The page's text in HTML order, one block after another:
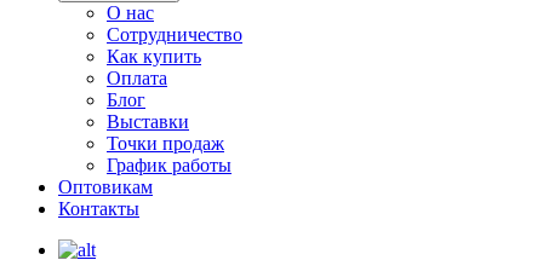
О нас
Сотрудничество
Как купить
Оплата
Блог
Выставки
Точки продаж
График работы
Оптовикам
Контакты